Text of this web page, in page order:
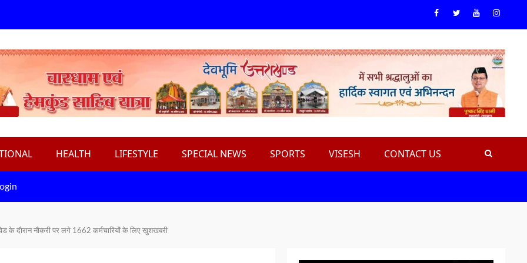
Facebook
TwiteerYoutube
HEALTH LIFESTYLE SPECIAL NEWS SPORTS VISESH CONTACT US
के दौरान नौकरी पर लगे 1662 कर्मचारियों के लिए खुशखबरी